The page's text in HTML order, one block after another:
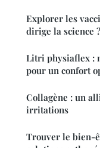
Explorer les
dirige la science ?
Litri physiaflex :
pour un confort
Collagène : un
irritations
Trouver le bien-